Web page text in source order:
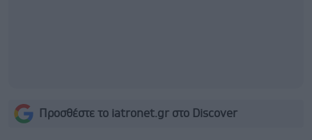
Προσθέστε το iatronet.gr στο Discover